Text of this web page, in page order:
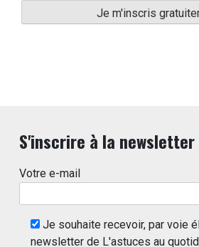
S'inscrire à la newsletter
Votre e-mail
Je souhaite recevoir, par voie
newsletter de L'astuces au